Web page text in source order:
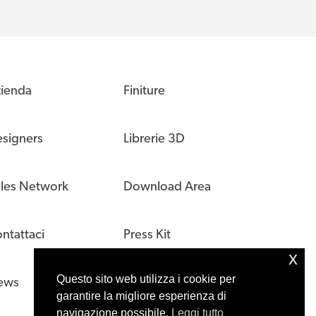
Questo sito web utilizza i cookie per
garantire la migliore esperienza di
navigazione possibile. Leggi tutto
x
Network
Finiture
Librerie 3D
Download Area
Press Kit